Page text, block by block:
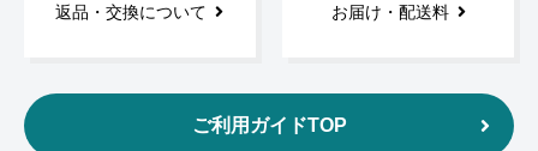
返品・交換について お届け・配送料
ご利用ガイドTOP